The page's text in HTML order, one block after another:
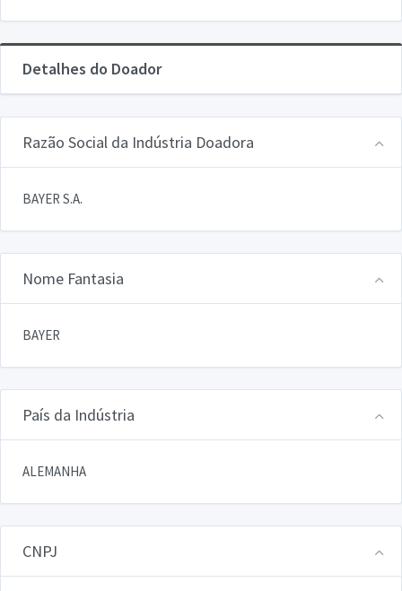
Detalhes do Doador
Razão Social da Indústria Doadora
BAYER S.A.
Nome Fantasia
BAYER
País da Indústria
ALEMANHA
CNPJ